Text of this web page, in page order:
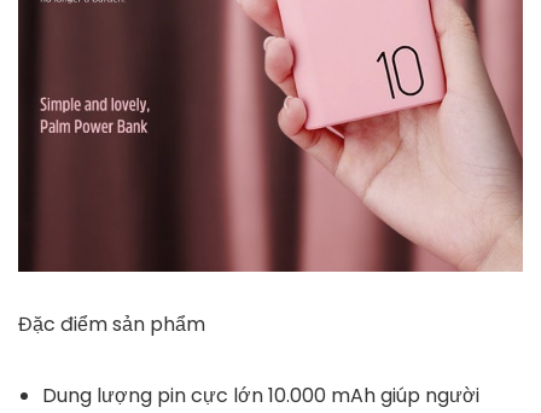
Đặc điểm sản phẩm
Dung lượng pin cực lớn 10.000 mAh giúp người